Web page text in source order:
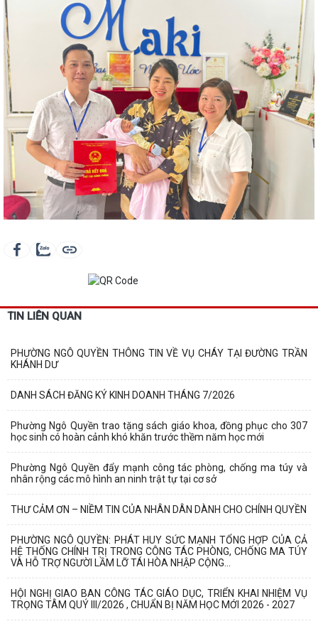
TIN LIÊN QUAN
PHƯỜNG NGÔ QUYỀN THÔNG TIN VỀ VỤ CHÁY TẠI ĐƯỜNG TRẦN
KHÁNH DƯ
DANH SÁCH ĐĂNG KÝ KINH DOANH THÁNG 7/2026
Phường Ngô Quyền trao tặng sách giáo khoa, đồng phục cho 307
học sinh có hoàn cảnh khó khăn trước thềm năm học mới
Phường Ngô Quyền đẩy mạnh công tác phòng, chống ma túy và
nhân rộng các mô hình an ninh trật tự tại cơ sở
THƯ CẢM ƠN – NIỀM TIN CỦA NHÂN DÂN DÀNH CHO CHÍNH QUYỀN
PHƯỜNG NGÔ QUYỀN: PHÁT HUY SỨC MẠNH TỔNG HỢP CỦA CẢ
HỆ THỐNG CHÍNH TRỊ TRONG CÔNG TÁC PHÒNG, CHỐNG MA TÚY
VÀ HỖ TRỢ NGƯỜI LẦM LỠ TÁI HÒA NHẬP CỘNG...
HỘI NGHỊ GIAO BAN CÔNG TÁC GIÁO DỤC, TRIỂN KHAI NHIỆM VỤ
TRỌNG TÂM QUÝ III/2026 , CHUẨN BỊ NĂM HỌC MỚI 2026 - 2027